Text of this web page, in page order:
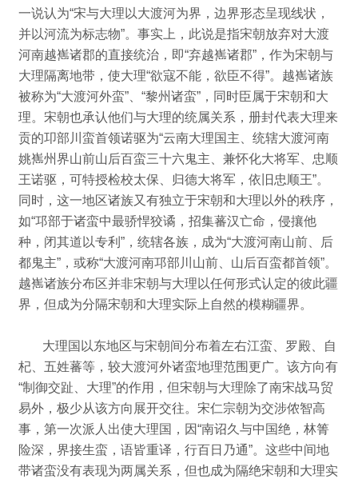
一说认为“宋与大理以大渡河为界，边界形态呈现线状，
并以河流为标志物”。 事实上，此说是指宋朝放弃对大渡
河南越嶲诸郡的直接统治，即“弃越嶲诸郡”，作为宋朝与
大理隔离地带，使大理“欲寇不能，欲臣不得”。 越嶲诸族
被称为“大渡河外蛮”、“黎州诸蛮”， 同时臣属于宋朝和大
理。 宋朝也承认他们与大理的统属关系，册封代表大理来
贡的卭部川蛮首领诺驱为“云南大理国主、统辖大渡河南
姚嶲州界山前山后百蛮三十六鬼主、兼怀化大将军、忠顺
王诺驱，可特授检校太保、归德大将军，依旧忠顺王”。
同时，这一地区诸族又有独立于宋朝和大理以外的秩序，
如“邛部于诸蛮中最骄悍狡谲，招集蕃汉亡命，侵攘他
种，闭其道以专利”，统辖各族，成为“大渡河南山前、后
都鬼主”，或称“大渡河南邛部川山前、山后百蛮都首领”。
越嶲诸族分布区并非宋朝与大理以任何形式认定的彼此疆
界，但成为分隔宋朝和大理实际上自然的模糊疆界。
大理国以东地区与宋朝间分布着左右江蛮、罗殿、自
杞、五姓蕃等，较大渡河外诸蛮地理范围更广。 该方向有
“制御交趾、大理”的作用， 但宋朝与大理除了南宋战马贸
易外，极少从该方向展开交往。 宋仁宗朝为交涉侬智高
事，第一次派人出使大理国，因“南诏久与中国绝，林箐
险深，界接生蛮，语皆重译，行百日乃通”。 这些中间地
带诸蛮没有表现为两属关系，但也成为隔绝宋朝和大理实